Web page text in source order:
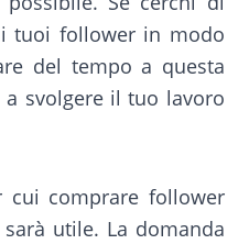
tuoi follower in modo
del tempo a questa
svolgere il tuo lavoro
comprare follower
utile. La domanda